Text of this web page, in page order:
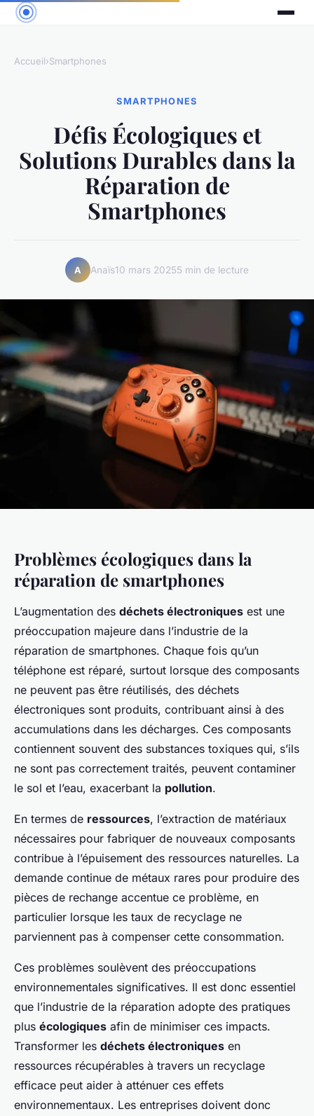
Accueil›Smartphones
SMARTPHONES
Défis Écologiques et
Solutions Durables dans la
Réparation de
Smartphones
A Anaïs10 mars 20255 min de lecture
Problèmes écologiques dans la
réparation de smartphones
L’augmentation des déchets électroniques est une
préoccupation majeure dans l’industrie de la
réparation de smartphones. Chaque fois qu’un
téléphone est réparé, surtout lorsque des composants
ne peuvent pas être réutilisés, des déchets
électroniques sont produits, contribuant ainsi à des
accumulations dans les décharges. Ces composants
contiennent souvent des substances toxiques qui, s’ils
ne sont pas correctement traités, peuvent contaminer
le sol et l’eau, exacerbant la pollution.
En termes de ressources, l’extraction de matériaux
nécessaires pour fabriquer de nouveaux composants
contribue à l’épuisement des ressources naturelles. La
demande continue de métaux rares pour produire des
pièces de rechange accentue ce problème, en
particulier lorsque les taux de recyclage ne
parviennent pas à compenser cette consommation.
Ces problèmes soulèvent des préoccupations
environnementales significatives. Il est donc essentiel
que l’industrie de la réparation adopte des pratiques
plus écologiques afin de minimiser ces impacts.
Transformer les déchets électroniques en
ressources récupérables à travers un recyclage
efficace peut aider à atténuer ces effets
environnementaux. Les entreprises doivent donc